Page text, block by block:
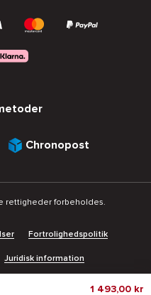
1 493,00 kr
Chronopost
rettigheder forbeholdes.
Fortrolighedspolitik
Juridisk information